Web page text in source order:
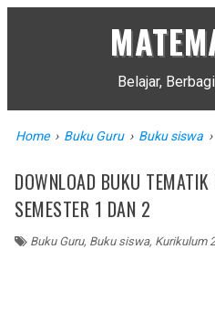
Belajar,
Home › Buku Guru › Buku siswa ›
DOWNLOAD BUKU
SEMESTER 1 DAN 2
Buku Guru, Buku siswa, Kurikulum